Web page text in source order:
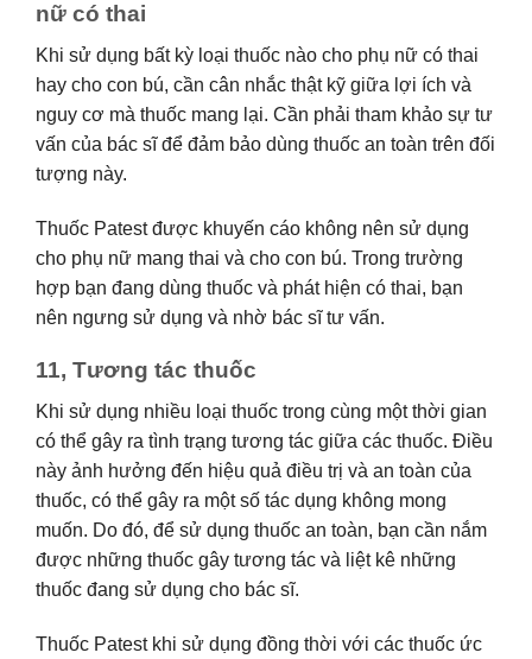
nữ có thai
Khi sử dụng bất kỳ loại thuốc nào cho phụ nữ có thai
hay cho con bú, cần cân nhắc thật kỹ giữa lợi ích và
nguy cơ mà thuốc mang lại. Cần phải tham khảo sự tư
vấn của bác sĩ để đảm bảo dùng thuốc an toàn trên đối
tượng này.
Thuốc Patest được khuyến cáo không nên sử dụng
cho phụ nữ mang thai và cho con bú. Trong trường
hợp bạn đang dùng thuốc và phát hiện có thai, bạn
nên ngưng sử dụng và nhờ bác sĩ tư vấn.
11, Tương tác thuốc
Khi sử dụng nhiều loại thuốc trong cùng một thời gian
có thể gây ra tình trạng tương tác giữa các thuốc. Điều
này ảnh hưởng đến hiệu quả điều trị và an toàn của
thuốc, có thể gây ra một số tác dụng không mong
muốn. Do đó, để sử dụng thuốc an toàn, bạn cần nắm
được những thuốc gây tương tác và liệt kê những
thuốc đang sử dụng cho bác sĩ.
Thuốc Patest khi sử dụng đồng thời với các thuốc ức